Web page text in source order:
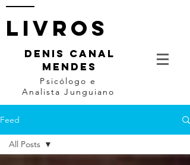
livros
DENIS CANAL
MENDES
Psicólogo e
Analista Junguiano
Feed
All Posts